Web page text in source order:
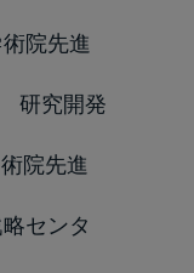
院先進
研究開発
院先進
センタ